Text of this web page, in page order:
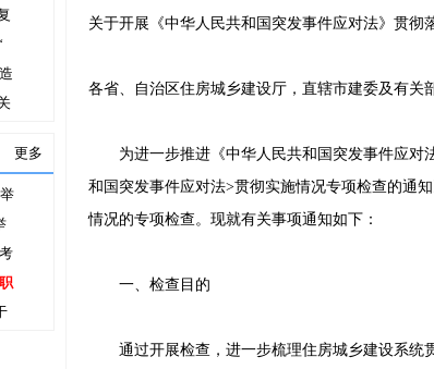
关于开展《中华人民共和国突发事件应对法》贯彻
各省、自治区住房城乡建设厅，直辖市建委及有关
为进一步推进《中华人民共和国突发事件应对
和国突发事件应对法>贯彻实施情况专项检查的通
情况的专项检查。现就有关事项通知如下：
一、检查目的
通过开展检查，进一步梳理住房城乡建设系统
更多